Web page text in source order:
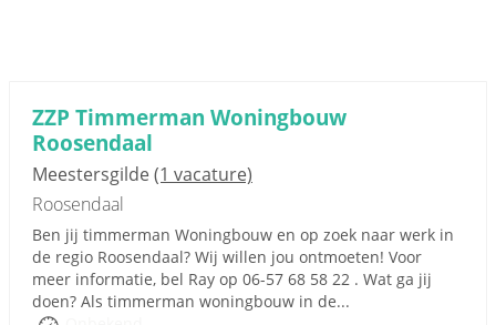
ZZP Timmerman Woningbouw
Roosendaal
Meestersgilde(1 vacature)
Roosendaal
Ben jij timmerman Woningbouw en op zoek naar werk in
de regio Roosendaal? Wij willen jou ontmoeten! Voor
meer informatie, bel Ray op 06-57 68 58 22 . Wat ga jij
doen? Als timmerman woningbouw in de...